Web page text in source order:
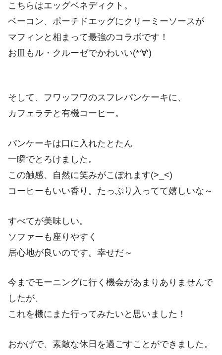
こちらはエッグベネディクト。
ベーコン、ポーチドエッグにクリーミーソースが
マフィンと相まって最強のコラボです！
お皿もル・クルーゼでかわいい(*‘∀‘)
そして、フワッフワのスフレパンケーキに、
カフェラテと有機コーヒー。
パンケーキは口に入れたとたん
一瞬でとろけました。
この触感、自然に笑みがこぼれます(>_<)
コーヒーもいい香り。たっぷり入ってて嬉しいな～
すべてが美味しい。
ソファーも座りやすく
居心地が良いのです。幸せだ～
今までモーニングに行く機会があまりありませんで
したが、
これを機にまた行ってみたいと思いました！
おかげで、素敵な休日を過ごすことができました。